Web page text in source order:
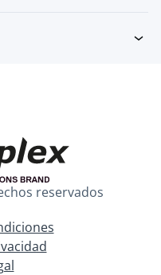
reservados